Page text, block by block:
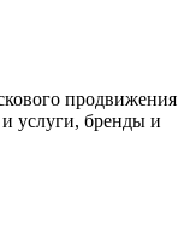
продвижения
услуги, бренды и